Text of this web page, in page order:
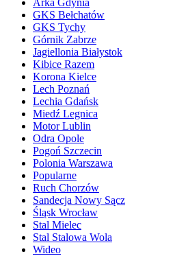
GKS Bełchatów
GKS Tychy
Górnik Zabrze
Jagiellonia Białystok
Kibice Razem
Korona Kielce
Lech Poznań
Lechia Gdańsk
Miedź Legnica
Motor Lublin
Odra Opole
Pogoń Szczecin
Polonia Warszawa
Popularne
Ruch Chorzów
Sandecja Nowy Sącz
Śląsk Wrocław
Stal Mielec
Stal Stalowa Wola
Wideo